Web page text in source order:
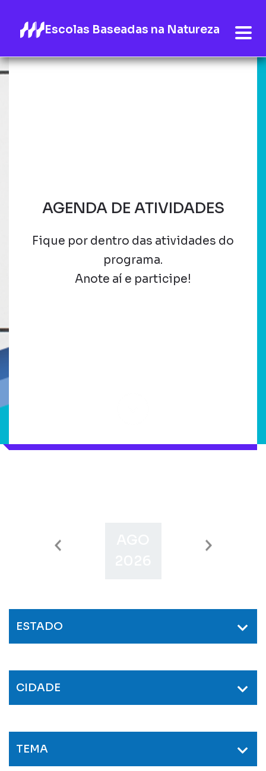
Escolas Baseadas na Natureza
AGENDA DE ATIVIDADES
Fique por dentro das atividades do
programa.
Anote aí e participe!
SET
ESTADO
CIDADE
TEMA